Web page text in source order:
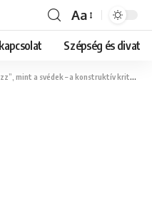
Font
Resizer
Aa
Szépség és divat
mint a svédek – a konstruktív kritika művészete